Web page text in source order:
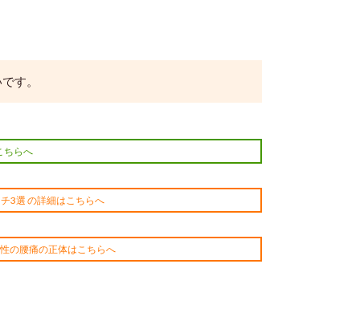
す。
ちらへ
3選 の詳細はこちらへ
の腰痛の正体はこちらへ